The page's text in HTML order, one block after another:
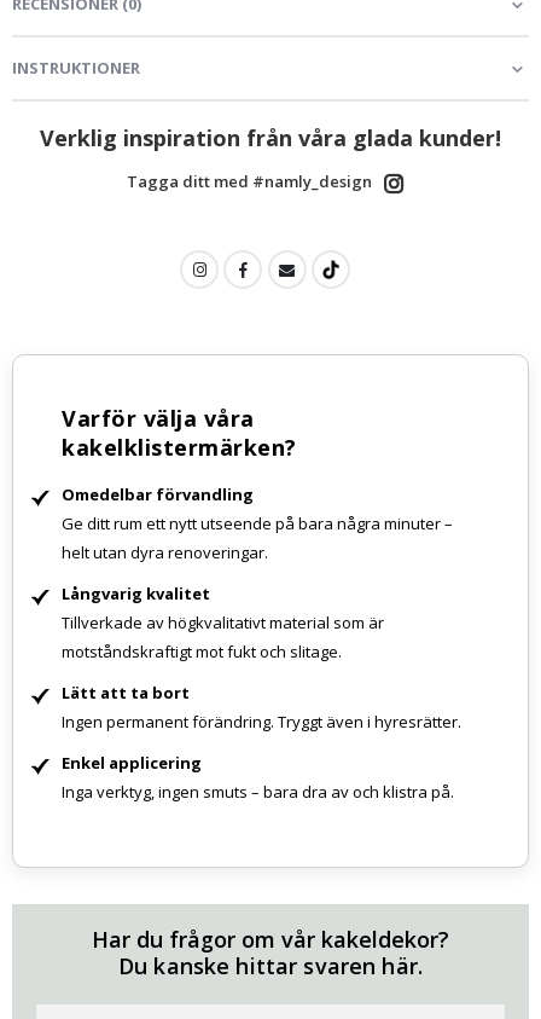
INSTRUKTIONER
Verklig inspiration från våra glada kunder!
Tagga ditt med #namly_design
Varför välja våra
kakelklistermärken?
Omedelbar förvandling
Ge ditt rum ett nytt utseende på bara några minuter –
helt utan dyra renoveringar.
Långvarig kvalitet
Tillverkade av högkvalitativt material som är
motståndskraftigt mot fukt och slitage.
Lätt att ta bort
Ingen permanent förändring. Tryggt även i hyresrätter.
Enkel applicering
Inga verktyg, ingen smuts – bara dra av och klistra på.
Har du frågor om vår kakeldekor?
Du kanske hittar svaren här.